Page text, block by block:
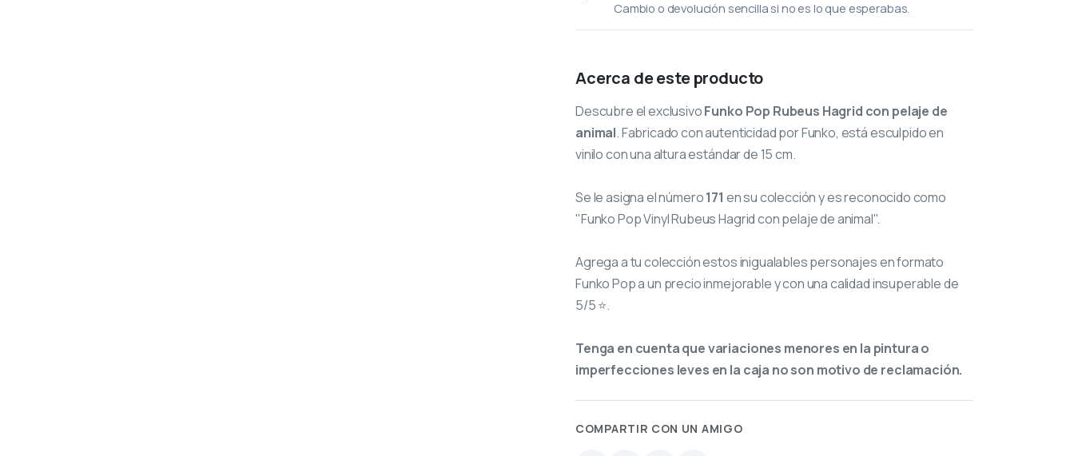
Cambio o devolución sencilla si no es lo que esperabas.
Acerca de este producto
Descubre el exclusivoFunko Pop Rubeus Hagrid con pelaje de
animal. Fabricado con autenticidad por Funko, está esculpido en
vinilo con una altura estándar de 15 cm.
Se le asigna el número171 en su colección y es reconocido como
"Funko Pop Vinyl Rubeus Hagrid con pelaje de animal".
Agrega a tu colección estos inigualables personajes en formato
Funko Pop a un precio inmejorable y con una calidad insuperable de
5/5 ⭐.
Tenga en cuenta que variaciones menores en la pintura o
imperfecciones leves en la caja no son motivo de reclamación.
COMPARTIR CON UN AMIGO